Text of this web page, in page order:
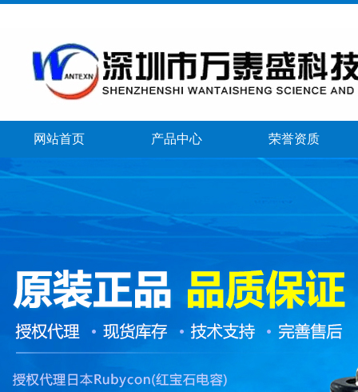
网站首页 产品中心 荣誉资质
banner